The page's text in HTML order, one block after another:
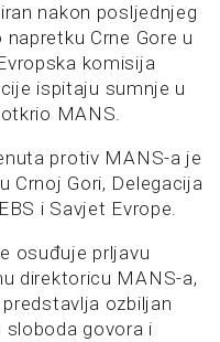
nakon posljednjeg
Crne Gore u
komisija
ispitaju sumnje u
MANS.
protiv MANS-a je
Crnoj Gori, Delegacija
i Savjet Evrope.
osuđuje prljavu
direktoricu MANS-a,
ozbiljan
sloboda govora i